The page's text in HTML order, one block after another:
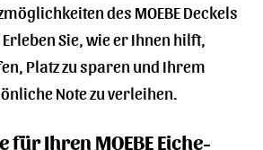
des MOEBE Deckels
Sie, wie er Ihnen hilft,
Platz zu sparen und Ihrem
Note zu verleihen.
für Ihren MOEBE Eiche-